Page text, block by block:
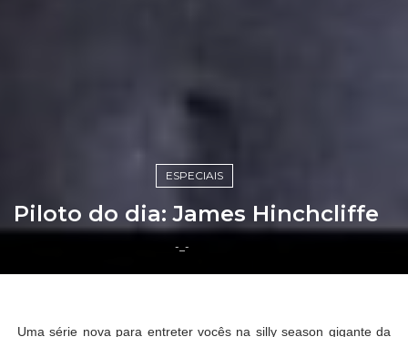
ESPECIAIS
Piloto do dia: James Hinchcliffe
-_-
Uma série nova para entreter vocês na silly season gigante da